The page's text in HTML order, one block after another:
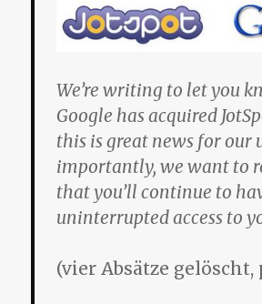
We’re writing to let you
Google has acquired
this is great news for our
importantly, we want to
that you’ll continue to
uninterrupted access to
(vier Absätze gelöscht,